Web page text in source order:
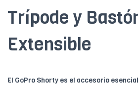
Trípode y
Extensible
El GoPro Shorty es el accesorio